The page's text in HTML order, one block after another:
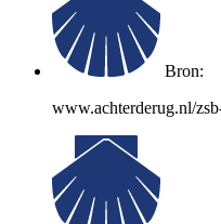
Bron:
www.achterderug.nl/